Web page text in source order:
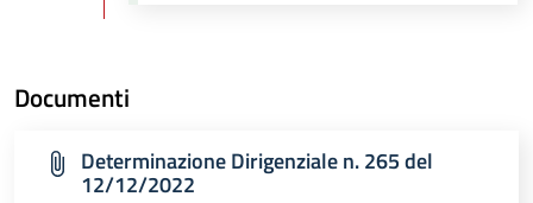
Documenti
Determinazione Dirigenziale n. 265 del
12/12/2022